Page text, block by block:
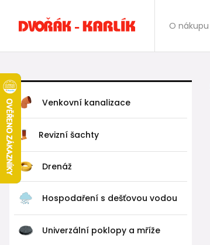
O nákupu
Venkovní kanalizace
Revizní šachty
Drenáž
Hospodaření s dešťovou vodou
Univerzální poklopy a mříže